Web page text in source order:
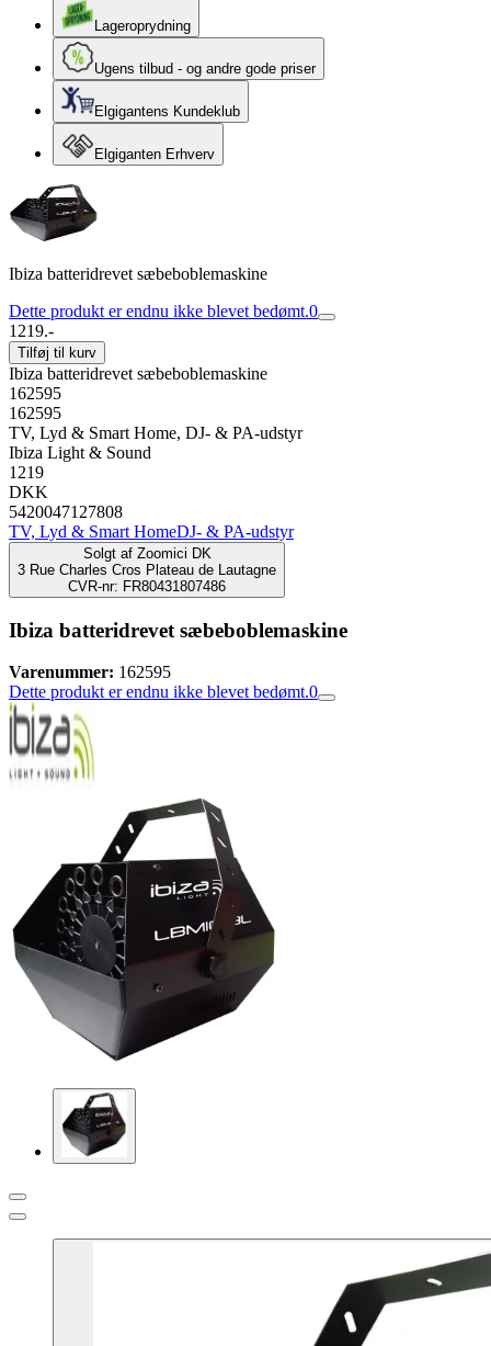
Lageroprydning
Ugens tilbud - og andre gode priser
Elgigantens Kundeklub
Elgiganten Erhverv
Ibiza batteridrevet sæbeboblemaskine
Dette produkt er endnu ikke blevet bedømt.0
1219.-
Tilføj til kurv
Ibiza batteridrevet sæbeboblemaskine
162595
162595
TV, Lyd & Smart Home, DJ- & PA-udstyr
Ibiza Light & Sound
1219
DKK
5420047127808
TV, Lyd & Smart HomeDJ- & PA-udstyr
Solgt af Zoomici DK
3 Rue Charles Cros Plateau de Lautagne
CVR-nr: FR80431807486
Ibiza batteridrevet sæbeboblemaskine
Varenummer: 162595
Dette produkt er endnu ikke blevet bedømt.0